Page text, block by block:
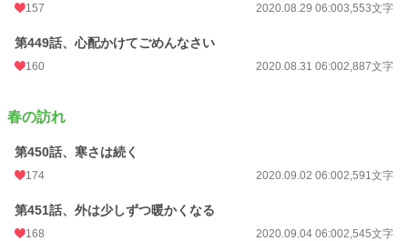
157 2020.08.29 06:003,553文字
第449話、心配かけてごめんなさい
160 2020.08.31 06:002,887文字
春の訪れ
第450話、寒さは続く
174 2020.09.02 06:002,591文字
第451話、外は少しずつ暖かくなる
168 2020.09.04 06:002,545文字